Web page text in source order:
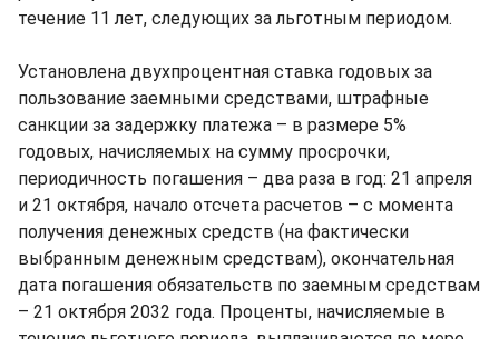
течение 11 лет, следующих за льготным периодом.
Установлена двухпроцентная ставка годовых за
пользование заемными средствами, штрафные
санкции за задержку платежа – в размере 5%
годовых, начисляемых на сумму просрочки,
периодичность погашения – два раза в год: 21 апреля
и 21 октября, начало отсчета расчетов – с момента
получения денежных средств (на фактически
выбранным денежным средствам), окончательная
дата погашения обязательств по заемным средствам
– 21 октября 2032 года. Проценты, начисляемые в